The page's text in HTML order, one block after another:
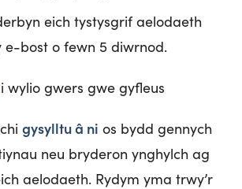
eich tystysgrif aelodaeth
e-bost o fewn 5 diwrnod.
i wylio gwers gwe gyfleus
gysylltu â ni os bydd gennych
neu bryderon ynghylch ag
aelodaeth. Rydym yma trwy’r